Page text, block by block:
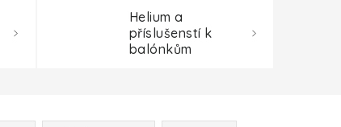
Helium a
příslušenstí k
balónkům